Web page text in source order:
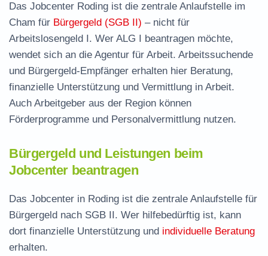
Das Jobcenter Roding ist die zentrale Anlaufstelle im
Cham für Bürgergeld (SGB II) – nicht für
Arbeitslosengeld I. Wer ALG I beantragen möchte,
wendet sich an die Agentur für Arbeit. Arbeitssuchende
und Bürgergeld-Empfänger erhalten hier Beratung,
finanzielle Unterstützung und Vermittlung in Arbeit.
Auch Arbeitgeber aus der Region können
Förderprogramme und Personalvermittlung nutzen.
Bürgergeld und Leistungen beim
Jobcenter beantragen
Das Jobcenter in Roding ist die zentrale Anlaufstelle für
Bürgergeld nach SGB II. Wer hilfebedürftig ist, kann
dort finanzielle Unterstützung und individuelle Beratung
erhalten.